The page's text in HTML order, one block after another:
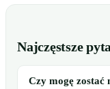
Najczęstsze
Czy mogę zostać